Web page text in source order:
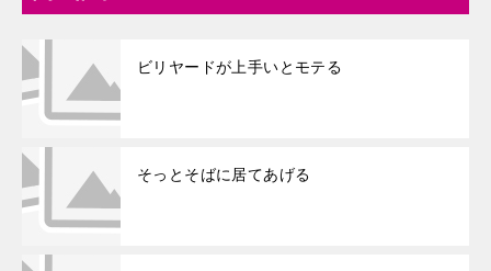
ビリヤードが上手いとモテる
そっとそばに居てあげる